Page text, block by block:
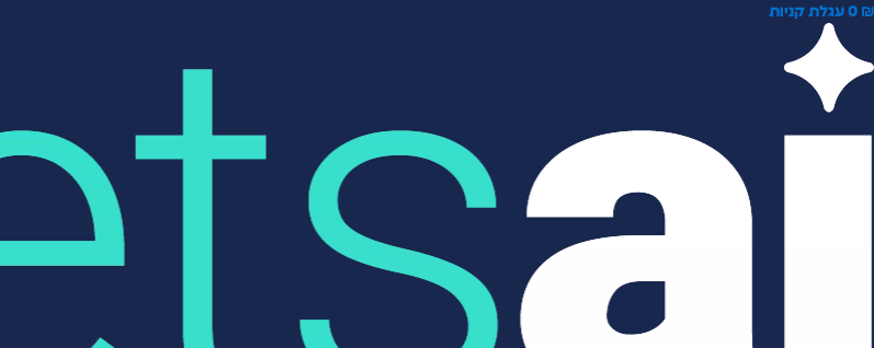
₪
0 עגלת קניות